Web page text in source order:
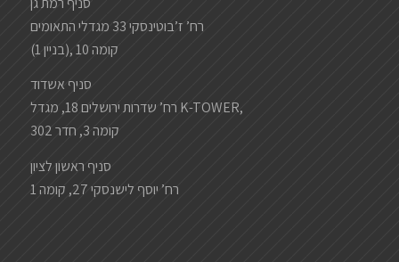
רח’ ז’בוטינסקי 33 מגדלי התאומים
(בניין 1), קומה 10
סניף אשדוד
רח’ שדרות ירושלים 18, מגדל K-TOWER,
קומה 3, חדר 302
סניף ראשון לציון
רח’ יוסף לישנסקי 27, קומה 1